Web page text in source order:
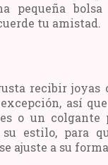
pequeña
tu amistad.
recibir joyas
así
o un colgante
estilo, para
ajuste a su